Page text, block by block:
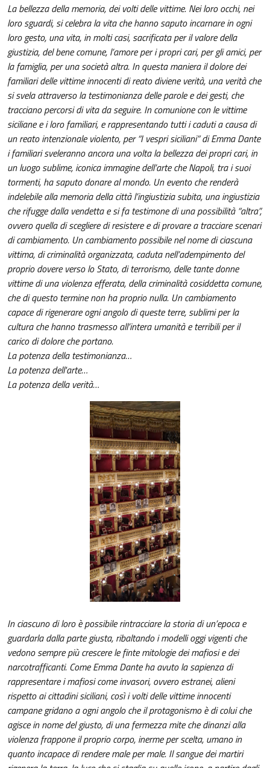
La bellezza della memoria, dei volti delle vittime. Nei loro occhi, nei
loro sguardi, si celebra la vita che hanno saputo incarnare in ogni
loro gesto, una vita, in molti casi, sacrificata per il valore della
giustizia, del bene comune, l’amore per i propri cari, per gli amici, per
la famiglia, per una società altra. In questa maniera il dolore dei
familiari delle vittime innocenti di reato diviene verità, una verità che
si svela attraverso la testimonianza delle parole e dei gesti, che
tracciano percorsi di vita da seguire. In comunione con le vittime
siciliane e i loro familiari, e rappresentando tutti i caduti a causa di
un reato intenzionale violento, per “I vespri siciliani” di Emma Dante
i familiari sveleranno ancora una volta la bellezza dei propri cari, in
un luogo sublime, iconica immagine dell’arte che Napoli, tra i suoi
tormenti, ha saputo donare al mondo. Un evento che renderà
indelebile alla memoria della città l’ingiustizia subita, una ingiustizia
che rifugge dalla vendetta e si fa testimone di una possibilità “altra”,
ovvero quella di scegliere di resistere e di provare a tracciare scenari
di cambiamento. Un cambiamento possibile nel nome di ciascuna
vittima, di criminalità organizzata, caduta nell’adempimento del
proprio dovere verso lo Stato, di terrorismo, delle tante donne
vittime di una violenza efferata, della criminalità cosiddetta comune,
che di questo termine non ha proprio nulla. Un cambiamento
capace di rigenerare ogni angolo di queste terre, sublimi per la
cultura che hanno trasmesso all’intera umanità e terribili per il
carico di dolore che portano.
La potenza della testimonianza…
La potenza dell'arte…
La potenza della verità…
In ciascuno di loro è possibile rintracciare la storia di un’epoca e
guardarla dalla parte giusta, ribaltando i modelli oggi vigenti che
vedono sempre più crescere le finte mitologie dei mafiosi e dei
narcotrafficanti. Come Emma Dante ha avuto la sapienza di
rappresentare i mafiosi come invasori, ovvero estranei, alieni
rispetto ai cittadini siciliani, così i volti delle vittime innocenti
campane gridano a ogni angolo che il protagonismo è di colui che
agisce in nome del giusto, di una fermezza mite che dinanzi alla
violenza frappone il proprio corpo, inerme per scelta, umano in
quanto incapace di rendere male per male. Il sangue dei martiri